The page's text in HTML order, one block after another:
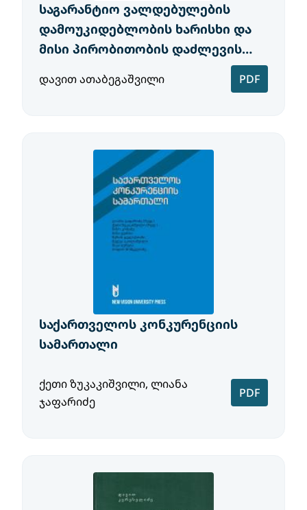
საგარანტიო ვალდებულების
დამოუკიდებლობის ხარისხი და
მისი პირობითობის დაძლევის
დავით ათაბეგაშვილი PDF
საქართველოს კონკურენციის
სამართალი
ქეთი ზუკაკიშვილი, ლიანა
ჯაფარიძე
PDF